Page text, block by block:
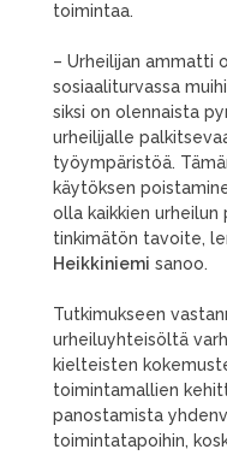
toimintaa.
– Urheilijan ammatti
sosiaaliturvassa
siksi on olennaista
urheilijalle
työympäristöä.
käytöksen
olla kaikkien
tinkimätön tavoite,
Heikkiniemi sanoo.
Tutkimukseen
urheiluyhteisöltä
kielteisten
toimintamallien
panostamista
toimintatapoihin,